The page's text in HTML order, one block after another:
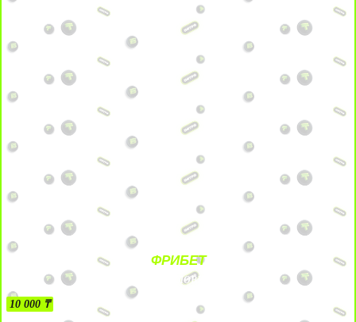
ФРИБЕТ
БЕЗ УСЛОВИЙ
10 000 ₸